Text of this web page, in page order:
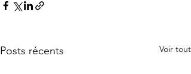
Posts récents Voir tout